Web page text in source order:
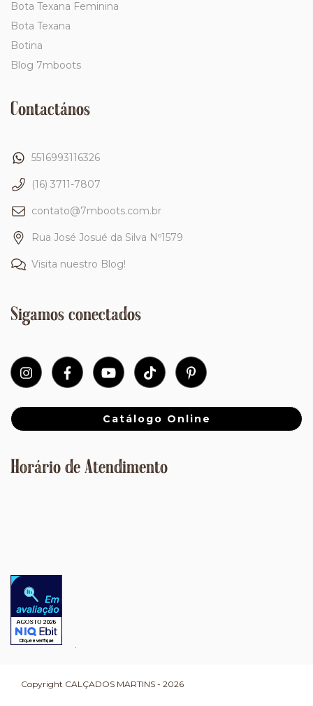
Bota Texana Feminina
Bota Texana
Botina
Blog 7mboots
Contactános
5516993116326
(16) 3711-7807
contato@7mboots.com.br
Rua José Josué da Silva Nº1579
Visita nuestro Blog!
Sigamos conectados
Catálogo Online
Horário de Atendimento
Copyright CALÇADOS MARTINS - 2026